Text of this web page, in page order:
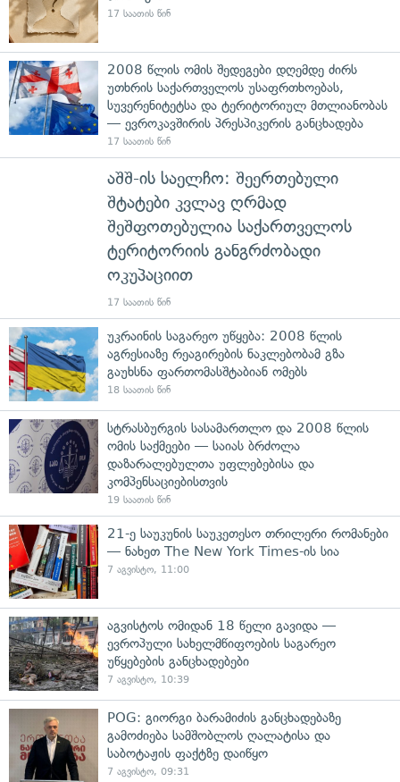
17 საათის წინ
2008 წლის ომის შედეგები დღემდე ძირს
უთხრის საქართველოს უსაფრთხოებას,
სუვერენიტეტსა და ტერიტორიულ მთლიანობას
— ევროკავშირის პრესპიკერის განცხადება
17 საათის წინ
აშშ-ის საელჩო: შეერთებული
შტატები კვლავ ღრმად
შეშფოთებულია საქართველოს
ტერიტორიის განგრძობადი
ოკუპაციით
17 საათის წინ
უკრაინის საგარეო უწყება: 2008 წლის
აგრესიაზე რეაგირების ნაკლებობამ გზა
გაუხსნა ფართომასშტაბიან ომებს
18 საათის წინ
სტრასბურგის სასამართლო და 2008 წლის
ომის საქმეები — საიას ბრძოლა
დაზარალებულთა უფლებებისა და
კომპენსაციებისთვის
19 საათის წინ
21-ე საუკუნის საუკეთესო თრილერი რომანები
— ნახეთ The New York Times-ის სია
7 აგვისტო, 11:00
აგვისტოს ომიდან 18 წელი გავიდა —
ევროპული სახელმწიფოების საგარეო
უწყებების განცხადებები
7 აგვისტო, 10:39
POG: გიორგი ბარამიძის განცხადებაზე
გამოძიება სამშობლოს ღალატისა და
საბოტაჟის ფაქტზე დაიწყო
7 აგვისტო, 09:31